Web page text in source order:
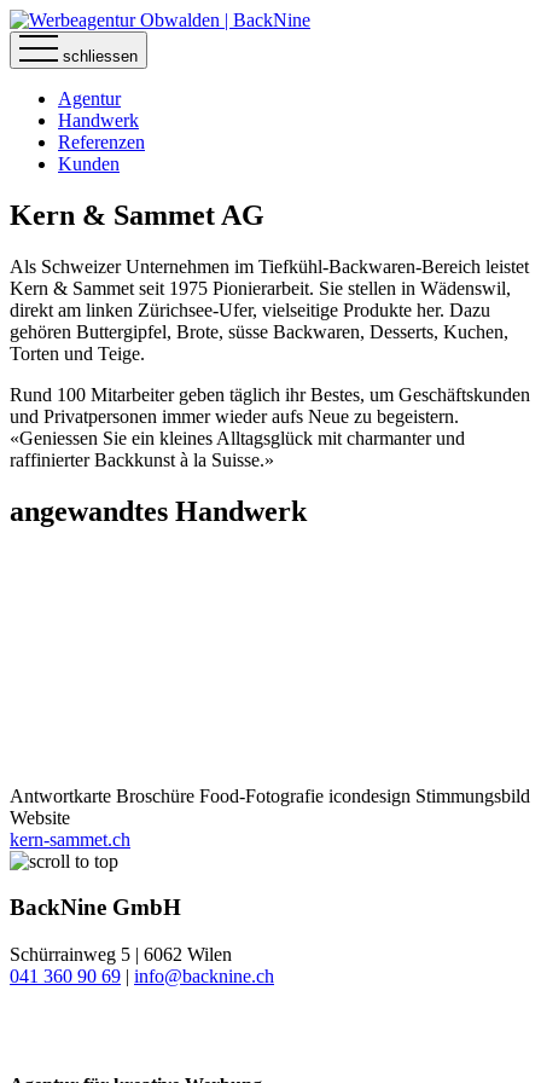
schliessen
Agentur
Handwerk
Referenzen
Kunden
Kern & Sammet AG
Als Schweizer Unternehmen im Tiefkühl-Backwaren-Bereich leistet
Kern & Sammet seit 1975 Pionierarbeit. Sie stellen in Wädenswil,
direkt am linken Zürichsee-Ufer, vielseitige Produkte her. Dazu
gehören Buttergipfel, Brote, süsse Backwaren, Desserts, Kuchen,
Torten und Teige.
Rund 100 Mitarbeiter geben täglich ihr Bestes, um Geschäftskunden
und Privatpersonen immer wieder aufs Neue zu begeistern.
«Geniessen Sie ein kleines Alltagsglück mit charmanter und
raffinierter Backkunst à la Suisse.»
angewandtes Handwerk
Antwortkarte Broschüre Food-Fotografie icondesign Stimmungsbild
Website
kern-sammet.ch
BackNine GmbH
Schürrainweg 5 | 6062 Wilen
041 360 90 69 | info@backnine.ch